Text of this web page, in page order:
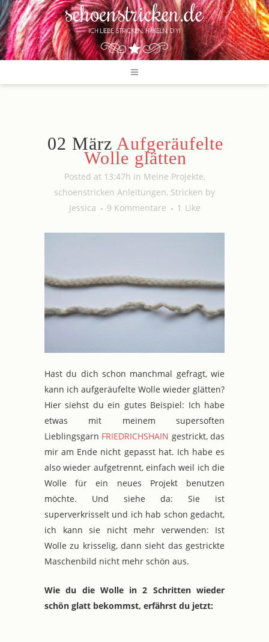
02 März Aufgeräufelte
Wolle glätten
Posted at 13:47h in Meine Projekte,
schoenstricken Anleitungen, Stricken by
Jessica
9 Kommentare 1 Like
Hast du dich schon manchmal gefragt, wie
kann ich aufgeräufelte Wolle wieder glätten?
Hier siehst du ein gutes Beispiel: Ich habe
etwas mit meinem supersoften
Lieblingsgarn FRIEDRICHSHAIN gestrickt, das
mir am Ende nicht gepasst hat. Ich habe es
also wieder aufgetrennt, einfach weil ich die
Wolle für ein neues Projekt benutzen
möchte. Und siehe da: Sie ist
superverkrisselt und ich hab schon gedacht,
ich kann sie nicht mehr verwenden: Ist
Wolle zu krisselig, dann sieht das gestrickte
Maschenbild nicht mehr schön aus.
Wie du die Wolle in 2 Schritten wieder
schön glatt bekommst, erfährst du jetzt: